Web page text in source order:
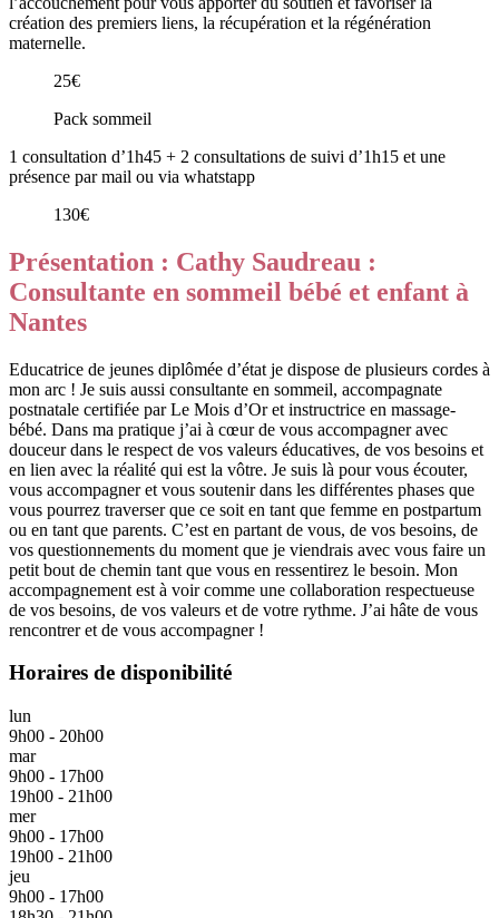
création des premiers liens, la récupération et la régénération
maternelle.
25€
Pack sommeil
1 consultation d’1h45 + 2 consultations de suivi d’1h15 et une
présence par mail ou via whatstapp
130€
Présentation : Cathy Saudreau :
Consultante en sommeil bébé et enfant à
Nantes
Educatrice de jeunes diplômée d’état je dispose de plusieurs cordes à
mon arc ! Je suis aussi consultante en sommeil, accompagnate
postnatale certifiée par Le Mois d’Or et instructrice en massage-
bébé. Dans ma pratique j’ai à cœur de vous accompagner avec
douceur dans le respect de vos valeurs éducatives, de vos besoins et
en lien avec la réalité qui est la vôtre. Je suis là pour vous écouter,
vous accompagner et vous soutenir dans les différentes phases que
vous pourrez traverser que ce soit en tant que femme en postpartum
ou en tant que parents. C’est en partant de vous, de vos besoins, de
vos questionnements du moment que je viendrais avec vous faire un
petit bout de chemin tant que vous en ressentirez le besoin. Mon
accompagnement est à voir comme une collaboration respectueuse
de vos besoins, de vos valeurs et de votre rythme. J’ai hâte de vous
rencontrer et de vous accompagner !
Horaires de disponibilité
lun
9h00 - 20h00
mar
9h00 - 17h00
19h00 - 21h00
mer
9h00 - 17h00
19h00 - 21h00
jeu
9h00 - 17h00